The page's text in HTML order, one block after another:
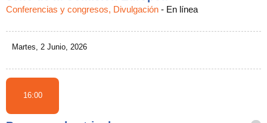
Conferencias y congresos, Divulgación - En línea
Martes, 2 Junio, 2026
16:00